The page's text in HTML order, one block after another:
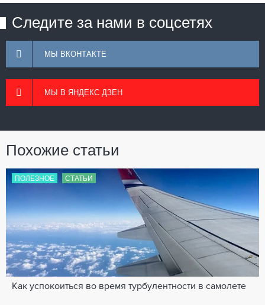
Следите за нами в соцсетях
МЫ ВКОНТАКТЕ
МЫ В ЯНДЕКС ДЗЕН
Похожие статьи
ПОЛЕЗНОЕ СТАТЬИ
Как успокоиться во время турбулентности в самолете